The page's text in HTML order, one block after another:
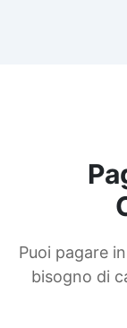
Puoi pagare
bisogno di